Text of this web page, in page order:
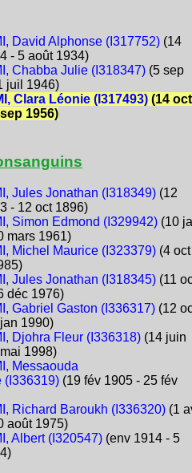
David Alphonse (I317752)(14
- 5 août 1934)
Chabba Julie (I318347)(5 sep
juil 1946)
Clara Léonie (I317493)(14 oct
1956)
Jules Jonathan (I318349)(12
- 12 oct 1896)
Simon Edmond (I329942)(10
mars 1961)
Michel Maurice (I323379)(4 oct
Jules Jonathan (I318345)(11
déc 1976)
Gabriel Gaston (I336317)(12
1990)
Djohra Fleur (I336318)(14 juin
1998)
Messaouda
(I336319)(19 fév 1905 - 25 fév
Richard Baroukh (I336320)(1
août 1975)
Albert (I320547)(env 1914 - 5